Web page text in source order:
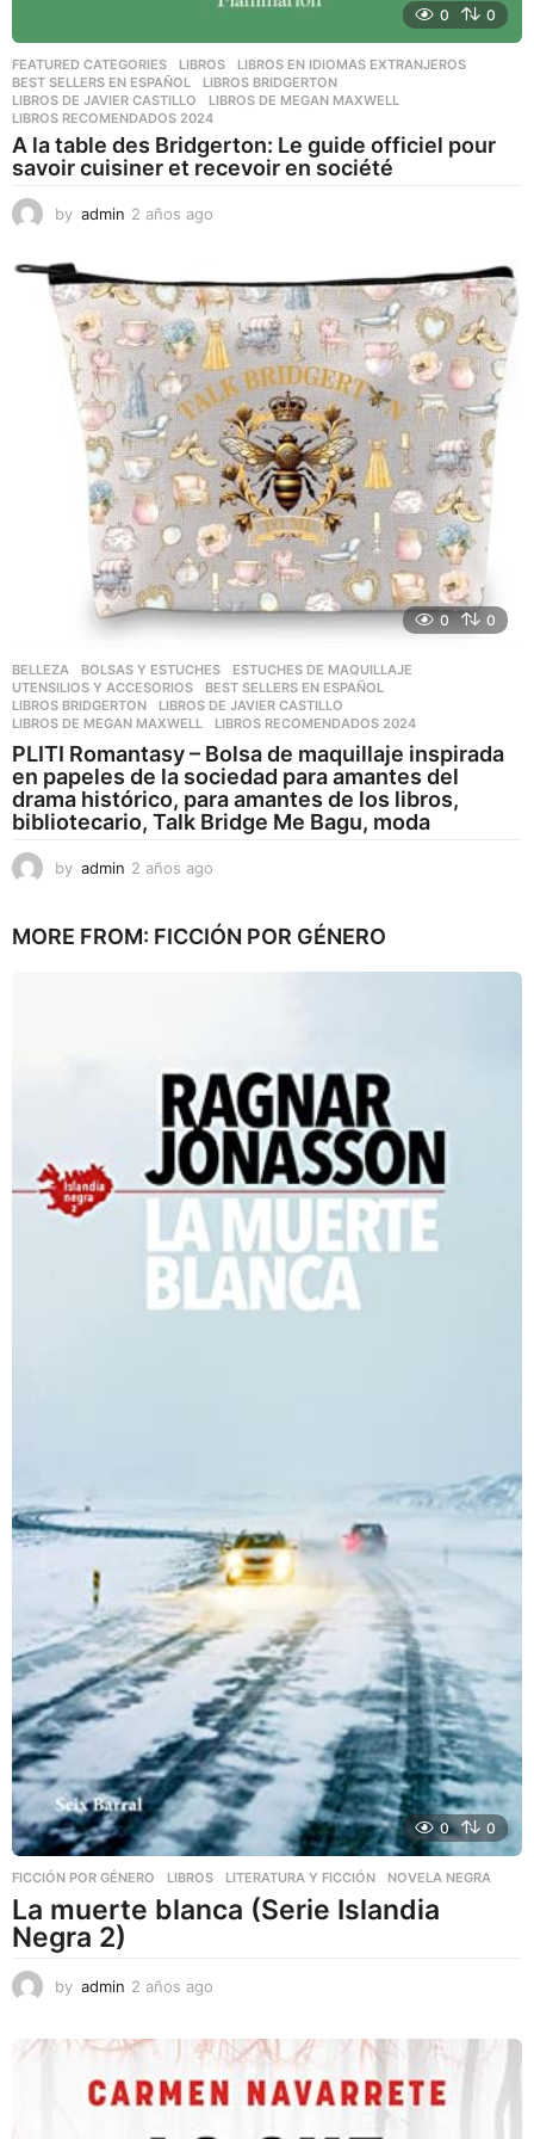
0 0
FEATURED CATEGORIES ,LIBROS ,LIBROS EN IDIOMAS EXTRANJEROS
BEST SELLERS EN ESPAÑOL
,LIBROS BRIDGERTON
LIBROS DE JAVIER CASTILLO
,LIBROS DE MEGAN MAXWELL
LIBROS RECOMENDADOS 2024
A la table des Bridgerton: Le guide officiel pour
savoir cuisiner et recevoir en société
by admin 2 años ago
o
s
a
g
o
0 0
BELLEZA ,BOLSAS Y ESTUCHES ,ESTUCHES DE MAQUILLAJE
UTENSILIOS Y ACCESORIOS
BEST SELLERS EN ESPAÑOL
LIBROS BRIDGERTON
,LIBROS DE JAVIER CASTILLO
LIBROS DE MEGAN MAXWELL
,LIBROS RECOMENDADOS 2024
PLITI Romantasy – Bolsa de maquillaje inspirada
en papeles de la sociedad para amantes del
drama histórico, para amantes de los libros,
bibliotecario, Talk Bridge Me Bagu, moda
by admin 2 años ago
o
MORE FROM: FICCIÓN POR GÉNERO
0 0
FICCIÓN POR GÉNERO ,LIBROS ,LITERATURA Y FICCIÓN NOVELA NEGRA
La muerte blanca (Serie Islandia
Negra 2)
by admin 2 años ago
o
s
a